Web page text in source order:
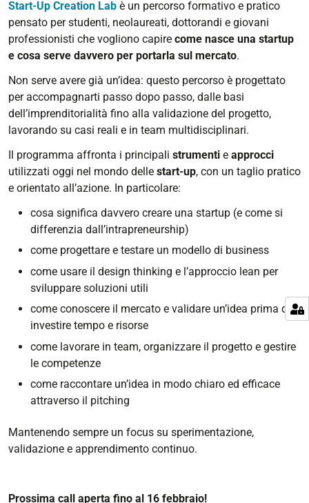
Start-Up Creation Lab è un percorso formativo e pratico
pensato per studenti, neolaureati, dottorandi e giovani
professionisti che vogliono capire come nasce una startup
e cosa serve davvero per portarla sul mercato.
Non serve avere già un’idea: questo percorso è progettato
per accompagnarti passo dopo passo, dalle basi
dell’imprenditorialità fino alla validazione del progetto,
lavorando su casi reali e in team multidisciplinari.
Il programma affronta i principali strumenti e approcci
utilizzati oggi nel mondo delle start-up, con un taglio pratico
e orientato all’azione. In particolare:
cosa significa davvero creare una startup (e come si
differenzia dall’intrapreneurship)
come progettare e testare un modello di business
come usare il design thinking e l’approccio lean per
sviluppare soluzioni utili
come conoscere il mercato e validare un’idea prima di
investire tempo e risorse
come lavorare in team, organizzare il progetto e gestire
le competenze
come raccontare un’idea in modo chiaro ed efficace
attraverso il pitching
Mantenendo sempre un focus su sperimentazione,
validazione e apprendimento continuo.
Prossima call aperta fino al 16 febbraio!